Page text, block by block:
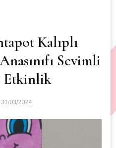
Kalıplı
Sevimli
Etkinlik
31/03/2024